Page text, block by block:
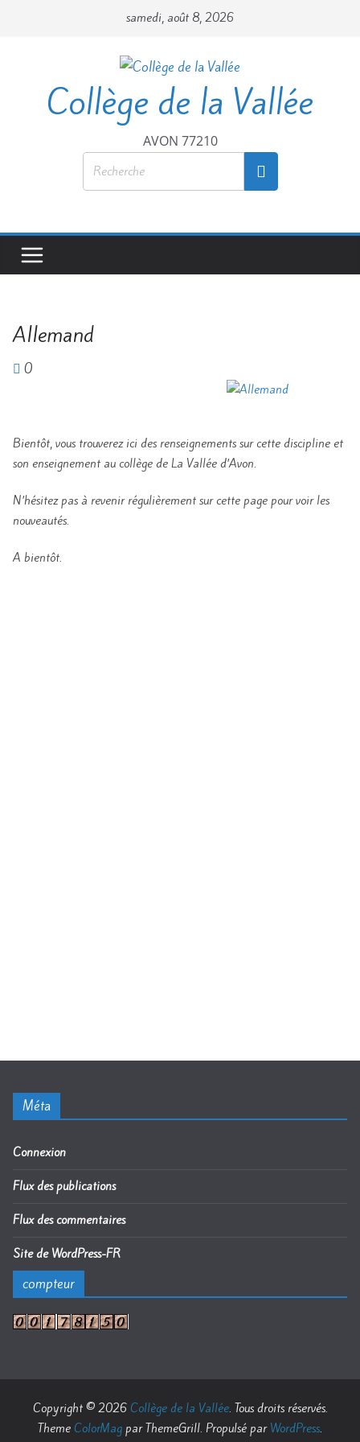
samedi, août 8, 2026
Collège de la Vallée
AVON 77210
Allemand
0
Bientôt, vous trouverez ici des renseignements sur cette discipline et
son enseignement au collège de La Vallée d’Avon.
N’hésitez pas à revenir régulièrement sur cette page pour voir les
nouveautés.
A bientôt.
Méta
Connexion
Flux des publications
Flux des commentaires
Site de WordPress-FR
compteur
Copyright © 2026 Collège de la Vallée. Tous droits réservés.
Theme ColorMag par ThemeGrill. Propulsé par WordPress.